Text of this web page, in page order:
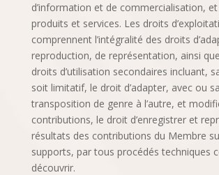
d’information et de commercialisation,
produits et services. Les droits
comprennent l’intégralité des droits
reproduction, de représentation, ainsi
droits d’utilisation secondaires incluant,
soit limitatif, le droit d’adapter, avec ou
transposition de genre à l’autre, et
contributions, le droit d’enregistrer et
résultats des contributions du Membre
supports, par tous procédés techniques
découvrir.